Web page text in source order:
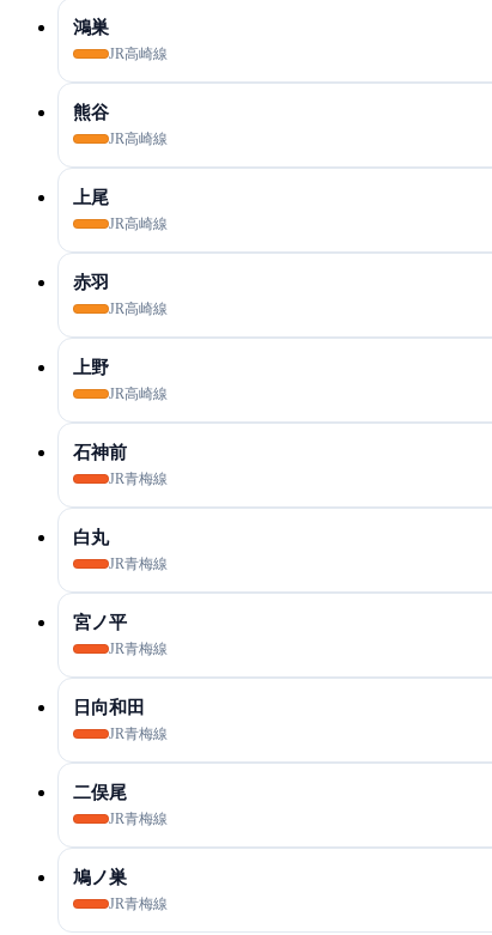
鴻巣
JR高崎線
熊谷
JR高崎線
上尾
JR高崎線
赤羽
JR高崎線
上野
JR高崎線
石神前
JR青梅線
白丸
JR青梅線
宮ノ平
JR青梅線
日向和田
JR青梅線
二俣尾
JR青梅線
鳩ノ巣
JR青梅線